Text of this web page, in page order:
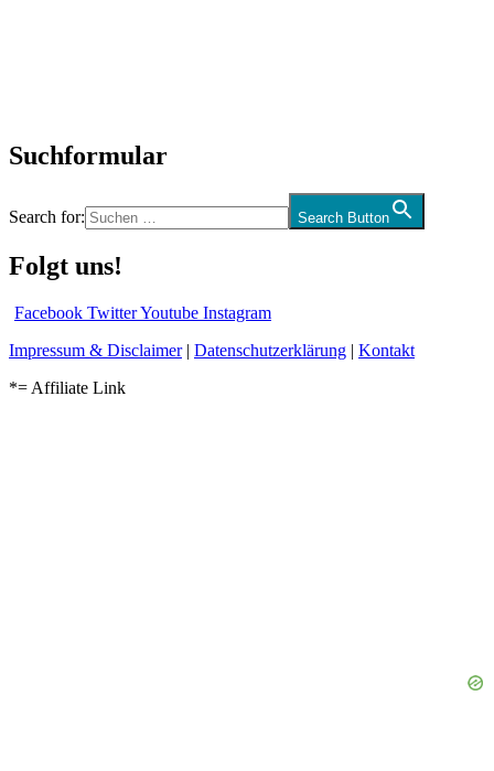
Suchformular
Search for: Search Button
Folgt uns!
Facebook TwitterYoutube Instagram
Impressum & Disclaimer| Datenschutzerklärung | Kontakt
*= Affiliate Link